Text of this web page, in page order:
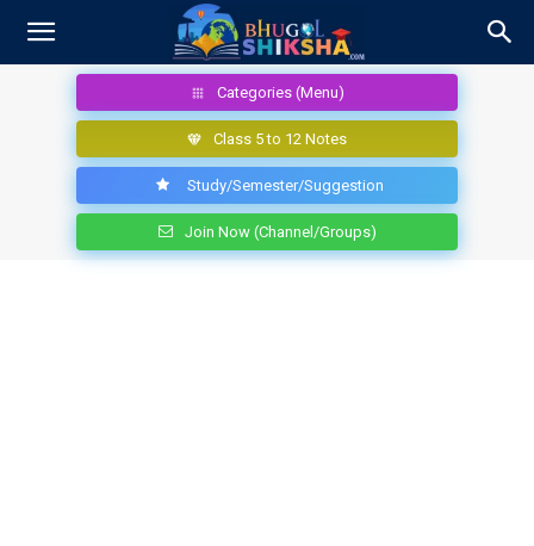
Categories (Menu)
Class 5 to 12 Notes
Study/Semester/Suggestion
Join Now (Channel/Groups)